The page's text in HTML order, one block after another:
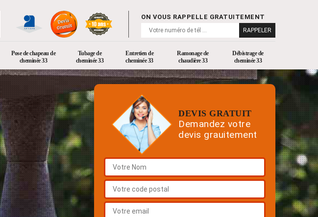
ON VOUS RAPPELLE GRATUITEMENT
Pose de chapeau de
cheminée 33
Tubage de
cheminée 33
Entretien de
cheminée 33
Ramonage de
chaudière 33
Débistrage de
cheminée 33
DEVIS GRATUIT
Demandez votre
devis grauitement